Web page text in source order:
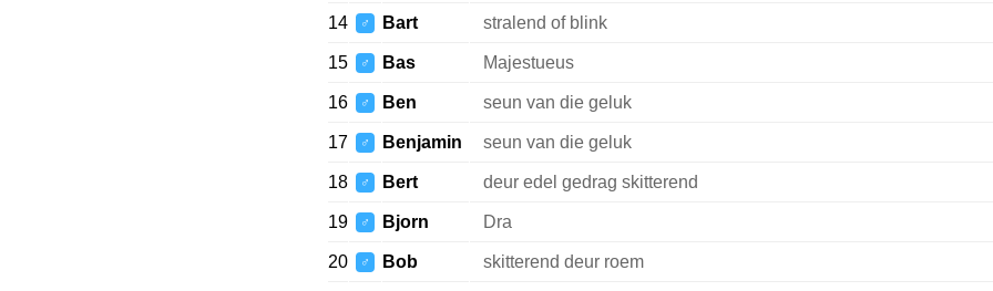
14 ♂ Bart stralend of blink
15 ♂ Bas Majestueus
16 ♂ Ben seun van die geluk
17 ♂ Benjamin seun van die geluk
18 ♂ Bert deur edel gedrag skitterend
19 ♂ Bjorn Dra
20 ♂ Bob skitterend deur roem